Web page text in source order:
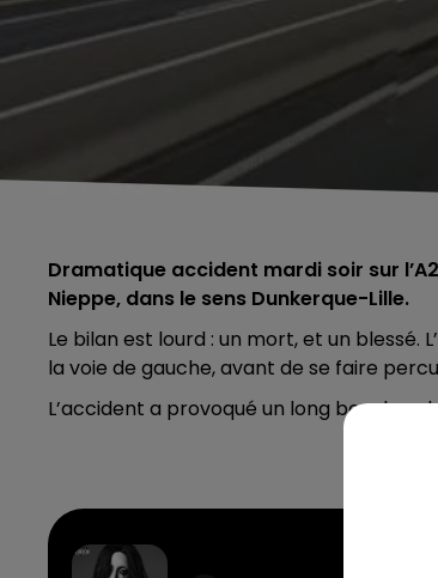
Dramatique accident mardi soir sur
Nieppe, dans le sens Dunkerque-Lille.
Le bilan est lourd : un mort, et un blessé.
la voie de gauche, avant de se faire
L’accident a provoqué un long